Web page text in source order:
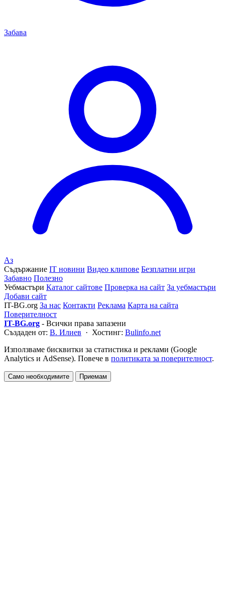
Забава
Аз
Съдържание IT новини Видео клипове Безплатни игри
Забавно Полезно
Уебмастъри Каталог сайтове Проверка на сайт За уебмастъри
Добави сайт
IT-BG.org За нас Контакти Реклама Карта на сайта
Поверителност
IT-BG.org - Всички права запазени
Създаден от: В. Илиев · Хостинг: Bulinfo.net
Използваме бисквитки за статистика и реклами (Google
Analytics и AdSense). Повече в политиката за поверителност.
Само необходимите Приемам